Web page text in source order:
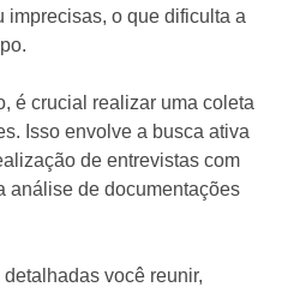
imprecisas, o que dificulta a
é crucial realizar uma coleta
Isso envolve a busca ativa
de entrevistas com
análise de documentações
você reunir,